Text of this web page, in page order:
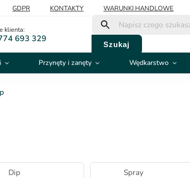
GDPR KONTAKTY WARUNKI HANDLOWE
klienta:
693 329
Szukaj
Przynęty i zanęty Wędkarstwo
Dip Spray